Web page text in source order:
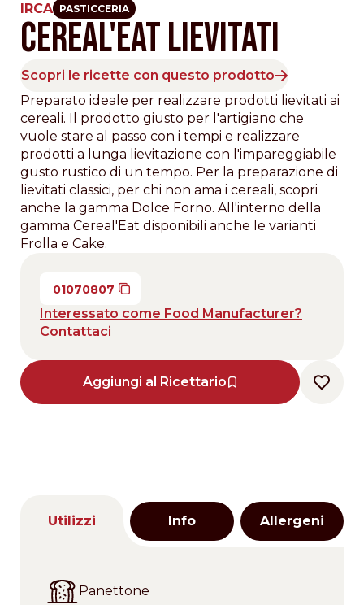
IRCA PASTICCERIA
CEREAL'EAT LIEVITATI
Scopri le ricette con questo prodotto
Preparato ideale per realizzare prodotti lievitati ai
cereali. Il prodotto giusto per l'artigiano che
vuole stare al passo con i tempi e realizzare
prodotti a lunga lievitazione con l'impareggiabile
gusto rustico di un tempo. Per la preparazione di
lievitati classici, per chi non ama i cereali, scopri
anche la gamma Dolce Forno. All'interno della
gamma Cereal'Eat disponibili anche le varianti
Frolla e Cake.
01070807
Interessato come Food Manufacturer?
Contattaci
Aggiungi al Ricettario
Utilizzi Info Allergeni
Panettone